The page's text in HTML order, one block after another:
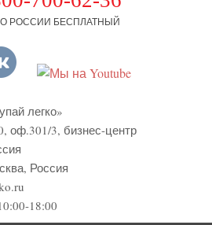
РОССИИ БЕСПЛАТНЫЙ
легко»
оф.301/3, бизнес-центр
Россия
18:00